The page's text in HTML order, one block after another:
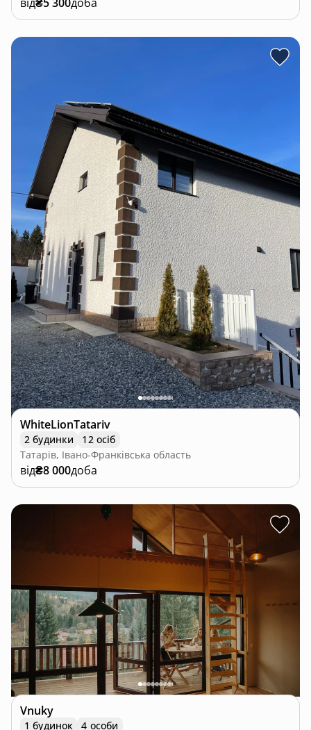
WhiteLionTatariv
2 будинки
12 осіб
Татарів, Івано-Франківська область
від₴8 000доба
Vnuky
1 будинок
4 особи